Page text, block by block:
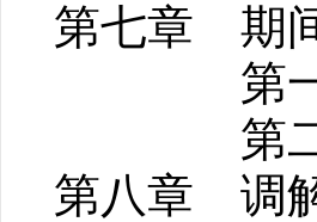
第七章 期
第一
第二
第八章 调